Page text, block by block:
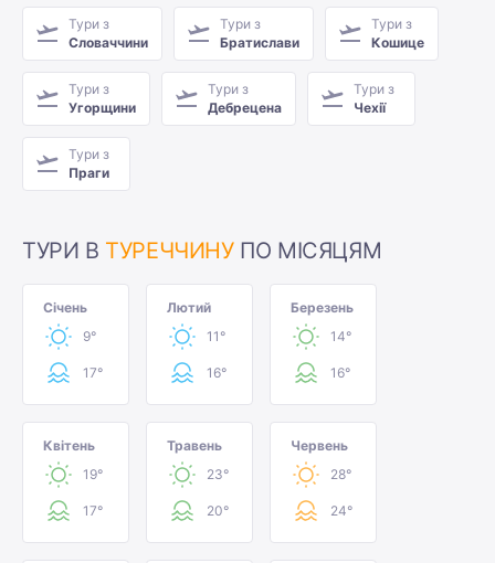
Тури з
Словаччини
Тури з
Братислави
Тури з
Кошице
Тури з
Угорщини
Тури з
Дебрецена
Тури з
Чехії
Тури з
Праги
ТУРИ В ТУРЕЧЧИНУПО МІСЯЦЯМ
Січень
9°
17°
Лютий
11°
16°
Березень
14°
16°
Квітень
19°
17°
Травень
23°
20°
Червень
28°
24°